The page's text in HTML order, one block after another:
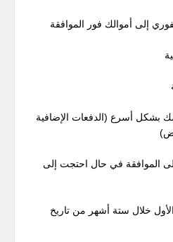
إلى أموالك فور الموافقة
بشكل أسرع (الدفعات الإضافية
الموافقة في حال احتجت إلى
خلال ستة أشهر من تاريخ